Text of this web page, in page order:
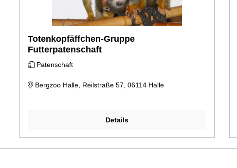
Totenkopfäffchen-Gruppe
Futterpatenschaft
Patenschaft
Bergzoo Halle, Reilstraße 57, 06114 Halle
Details